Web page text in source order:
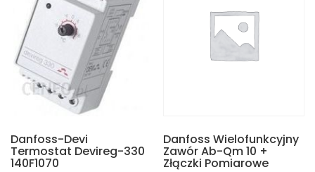
Danfoss-Devi
Termostat Devireg-330
140F1070
Danfoss Wielofunkcyjny
Zawór Ab-Qm 10 +
Złączki Pomiarowe